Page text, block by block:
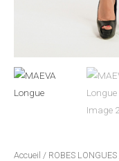
Accueil / ROBES LONGUES